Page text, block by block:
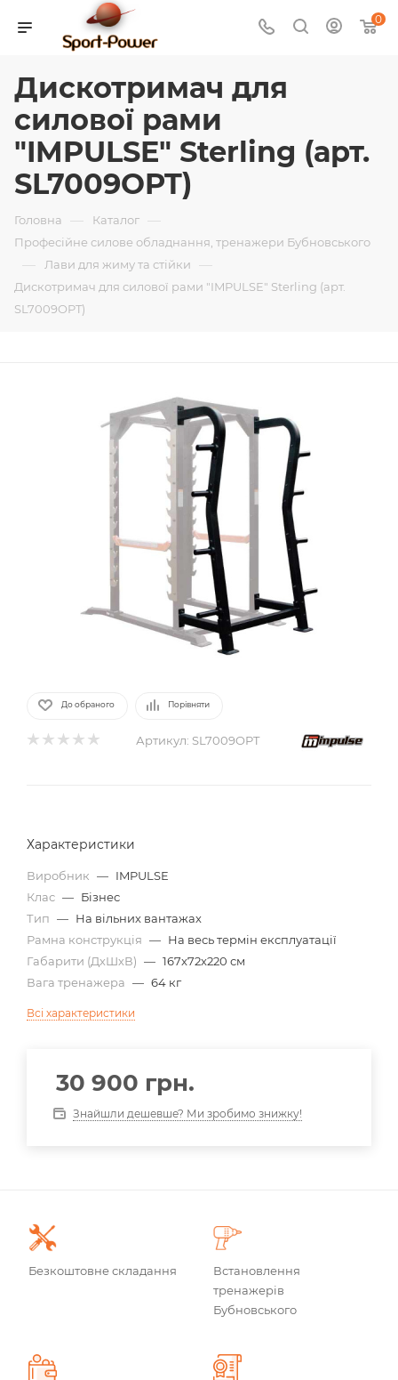
0
Дискотримач для
силової рами
"IMPULSE" Sterling (арт.
SL7009OPT)
Головна — Каталог —
Професійне силове обладнання, тренажери Бубновського
— Лави для жиму та стійки —
Дискотримач для силової рами "IMPULSE" Sterling (арт.
SL7009OPT)
До обраного Порівняти
Артикул: SL7009OPT
Характеристики
Виробник — IMPULSE
Клас — Бізнес
Тип — На вільних вантажах
Рамна конструкція — На весь термін експлуатації
Габарити (ДхШхВ) — 167x72x220 см
Вага тренажера — 64 кг
Всі характеристики
30 900 грн.
Знайшли дешевше? Ми зробимо знижку!
Безкоштовне складання
Встановлення
тренажерів
Бубновського